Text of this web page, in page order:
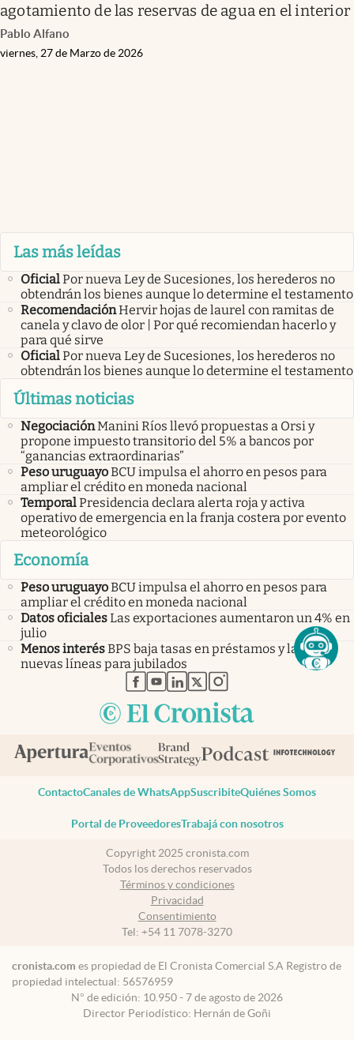
agotamiento de las reservas de agua en el interior
Pablo Alfano
viernes, 27 de Marzo de 2026
Las más leídas
OficialPor nueva Ley de Sucesiones, los herederos no
obtendrán los bienes aunque lo determine el testamento
RecomendaciónHervir hojas de laurel con ramitas de
canela y clavo de olor | Por qué recomiendan hacerlo y
para qué sirve
OficialPor nueva Ley de Sucesiones, los herederos no
obtendrán los bienes aunque lo determine el testamento
Últimas noticias
NegociaciónManini Ríos llevó propuestas a Orsi y
propone impuesto transitorio del 5% a bancos por
“ganancias extraordinarias”
Peso uruguayoBCU impulsa el ahorro en pesos para
ampliar el crédito en moneda nacional
TemporalPresidencia declara alerta roja y activa
operativo de emergencia en la franja costera por evento
meteorológico
Economía
Peso uruguayoBCU impulsa el ahorro en pesos para
ampliar el crédito en moneda nacional
Datos oficialesLas exportaciones aumentaron un 4% en
julio
Menos interésBPS baja tasas en préstamos y lanza
nuevas líneas para jubilados
abre en nueva pestaña
abre en nueva pestaña
abre en nueva pestaña
abre en nueva pestaña
abre en nueva pestaña
ContactoCanales de WhatsAppSuscribiteQuiénes Somos
Portal de ProveedoresTrabajá con nosotros
Copyright 2025 cronista.com
Todos los derechos reservados
Términos y condiciones
Privacidad
Consentimiento
Tel: +54 11 7078-3270
cronista.com es propiedad de El Cronista Comercial S.A Registro de
propiedad intelectual: 56576959
N° de edición: 10.950 - 7 de agosto de 2026
Director Periodístico: Hernán de Goñi